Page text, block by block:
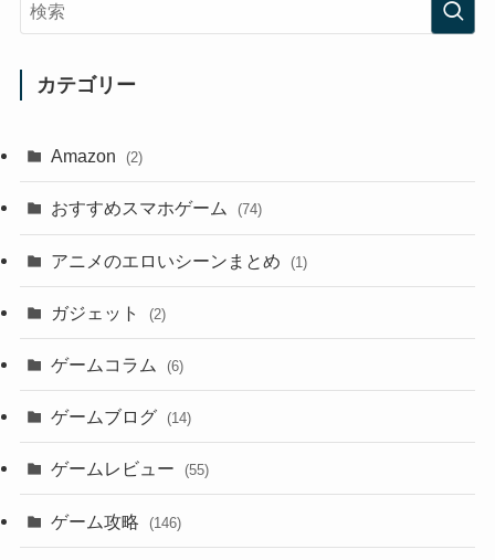
カテゴリー
Amazon (2)
おすすめスマホゲーム (74)
アニメのエロいシーンまとめ (1)
ガジェット (2)
ゲームコラム (6)
ゲームブログ (14)
ゲームレビュー (55)
ゲーム攻略 (146)